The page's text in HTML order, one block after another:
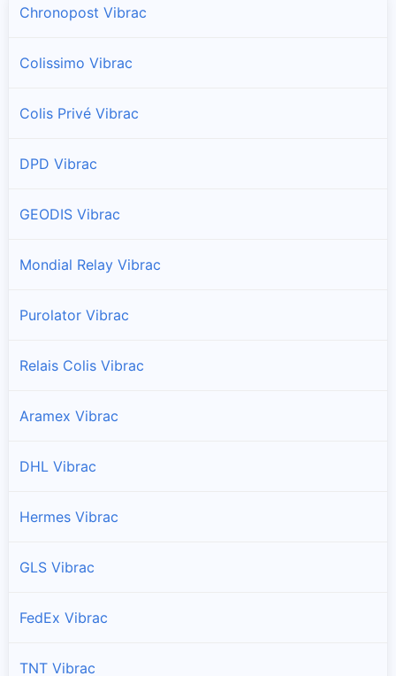
Chronopost Vibrac
Colissimo Vibrac
Colis Privé Vibrac
DPD Vibrac
GEODIS Vibrac
Mondial Relay Vibrac
Purolator Vibrac
Relais Colis Vibrac
Aramex Vibrac
DHL Vibrac
Hermes Vibrac
GLS Vibrac
FedEx Vibrac
TNT Vibrac